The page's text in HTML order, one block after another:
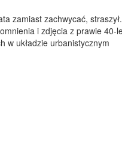
zamiast zachwycać, straszył.
i zdjęcia z prawie 40-
w układzie urbanistycznym